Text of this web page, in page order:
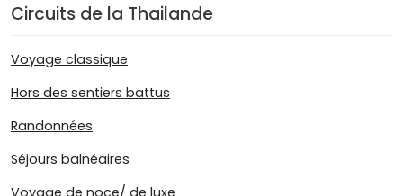
Circuits de la Thailande
Voyage classique
Hors des sentiers battus
Randonnées
Séjours balnéaires